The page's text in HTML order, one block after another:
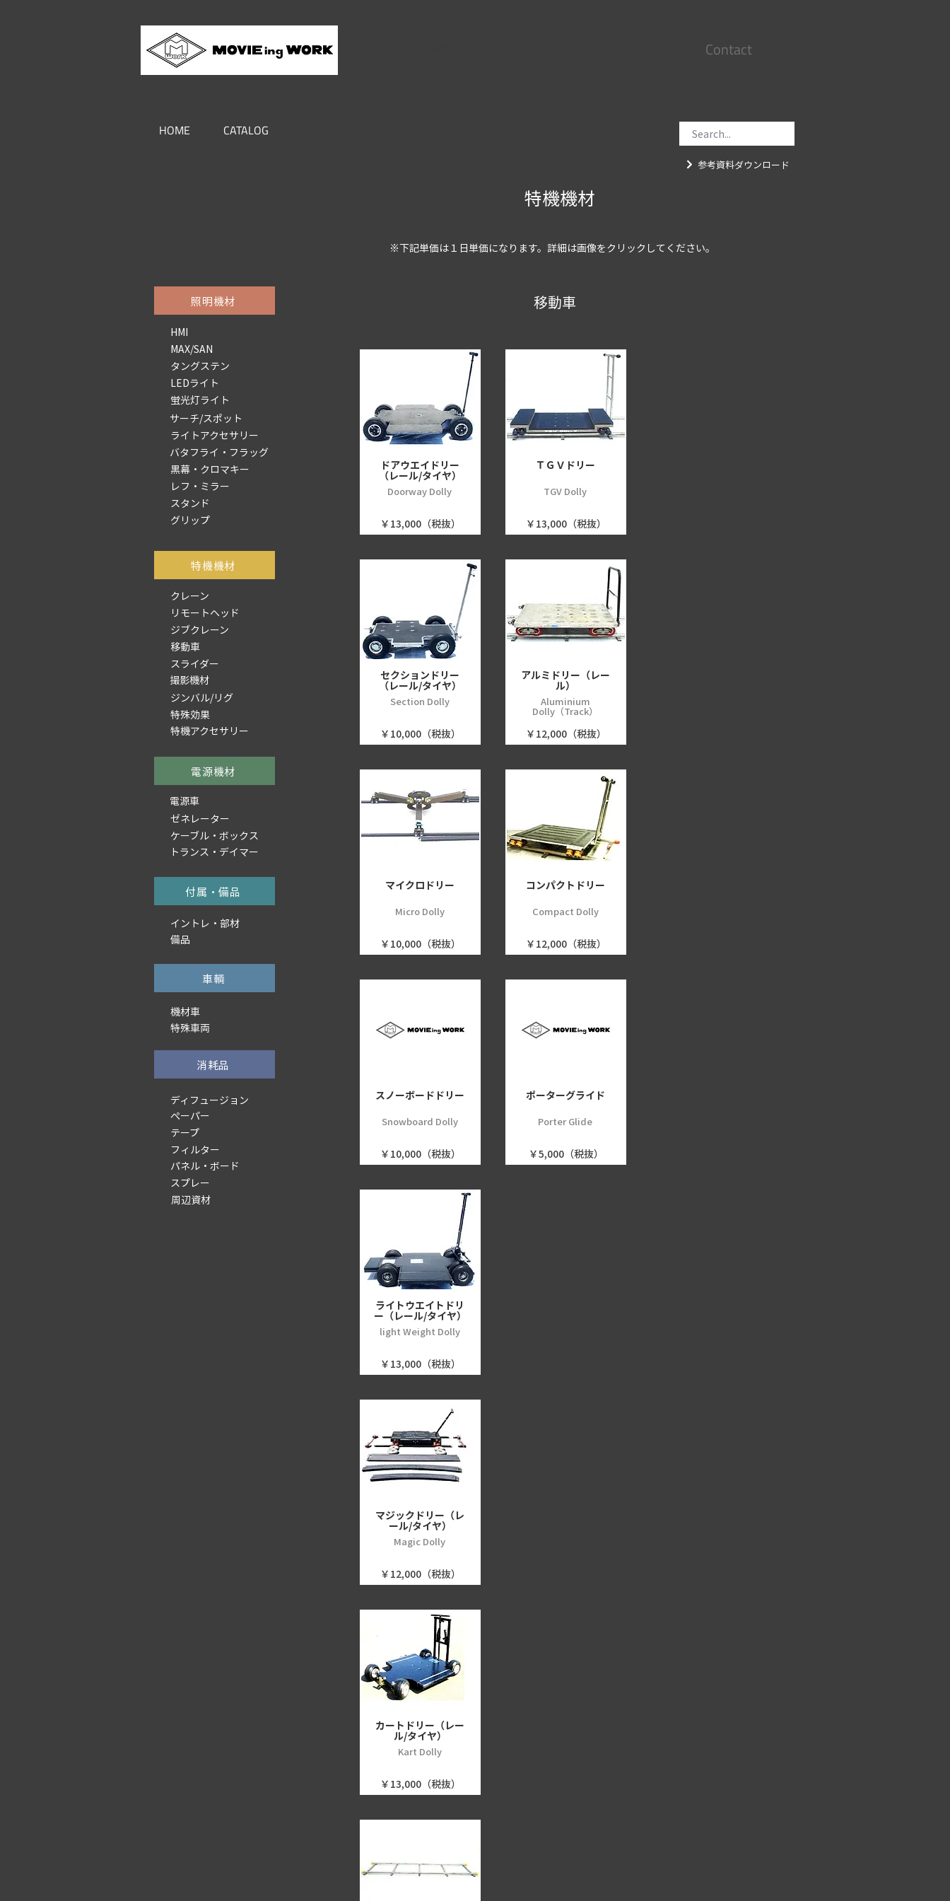
Contact
HOME CATALOG
照明機材
HMI
MAX/SAN
タングステン
LEDライト
蛍光灯ライト
サーチ/スポット
ライトアクセサリー
バタフライ・フラッグ
黒幕・クロマキー
レフ・ミラー
スタンド
グリップ
​特機機材
クレーン
リモートヘッド
ジブクレーン
移動車
スライダー
撮影機材
ジンバル/リグ
特殊効果
特機アクセサリー
電源機材
電源車
ゼネレーター
ケーブル・ボックス
トランス・デイマー
付属・備品
イントレ・部材
備品
車輌
機材車
特殊車両
消耗品
ディフュージョン
ぺーパー
テープ
フィルター
パネル・ボード
スプレー
周辺資材
参考資料ダウンロード
特機機材
※下記単価は１日単価になります。詳細は画像をクリックしてください。
ドアウエイドリー
（レール/タイヤ）
Doorway Dolly
￥13,000（税抜）
セクションドリー
（レール/タイヤ）
Section Dolly
￥10,000（税抜）
マイクロドリー
Micro Dolly
￥10,000（税抜）
スノーボードドリー
Snowboard Dolly
￥10,000（税抜）
ＴＧＶドリー
TGV Dolly
￥13,000（税抜）
アルミドリー（レー
ル）
Aluminium
Dolly（Track）
￥12,000（税抜）
コンパクトドリー
Compact Dolly
￥12,000（税抜）
ポーターグライド
Porter Glide
￥5,000（税抜）
ライトウエイトドリ
ー（レール/タイヤ）
light Weight Dolly
￥13,000（税抜）
マジックドリー（レ
ール/タイヤ）
Magic Dolly
￥12,000（税抜）
カートドリー（レー
ル/タイヤ）
Kart Dolly
￥13,000（税抜）
移動車